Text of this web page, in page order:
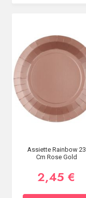
Assiette Rainbow 23
Cm Rose Gold
2,45 €